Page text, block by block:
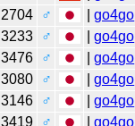
2704 ♂ |go4go
3233 ♂ |go4go
3476 ♂ |go4go
3080 ♂ |go4go
3146 ♂ |go4go
3419 ♂ |go4go